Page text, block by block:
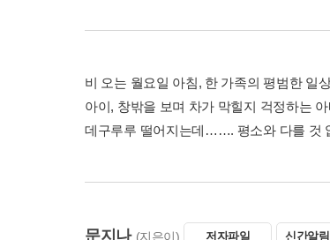
비 오는 월요일 아침, 한 가족의 평범한 일
아이, 창밖을 보며 차가 막힐지 걱정하는
데구루루 떨어지는데……. 평소와 다를 것
문지나 (지은이) 저자파일 신간알